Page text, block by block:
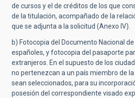
de cursos y el de créditos de los que
de la titulación, acompañado de la
que se adjunta a la solicitud (Anexo IV).
b) Fotocopia del Documento Nacional
españoles, y fotocopia del pasaporte
extranjeros. En el supuesto de los
no pertenezcan a un país miembro de la
sean seleccionados, para su
posesión del correspondiente visado